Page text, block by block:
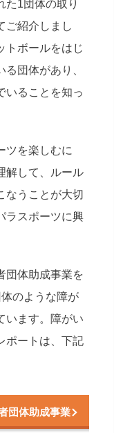
た1団体の取り
ご紹介しまし
トボールをはじ
団体があり、
いることを知っ
ツを楽しむに
解して、ルール
なうことが大切
ラスポーツに興
団体助成事業を
のような障が
います。障がい
ポートは、下記
団体助成事業